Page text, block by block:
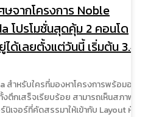
ษจากโครงการ Noble
โปรโมชั่นสุดคุ้ม 2 คอนโด
ด้เลยตั้งแต่วันนี้ เริ่มต้น 3.4
สำหรับใครที่มองหาโครงการพร้อมอยู่
ตึกเสร็จเรียบร้อย สามารถเห็นสภาพ
เจอร์ที่คัดสรรมาให้เข้ากับ Layout ห้อง